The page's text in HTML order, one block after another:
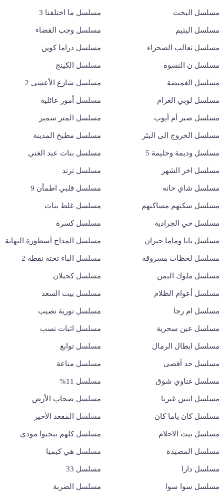
مسلسل البخت مسلسل ما اختلفنا 3
مسلسل اليتيم مسلسل وجب القضاء
مسلسل ثعالب الصحراء مسلسل دراما كوين
مسلسل ن النسوة مسلسل الكينج
مسلسل الغميضة مسلسل شارع الأعشى 2
مسلسل لوبي الغرام مسلسل أمور عائلية
مسلسل صبر أم أيوب مسلسل المتر سمير
مسلسل الخروج الى البئر مسلسل مطبخ المدينة
مسلسل وديمة وحليمة 5 مسلسل بنات عبد الغني
مسلسل اخر الشهر مسلسل ترند
مسلسل شاي خانه مسلسل قلبي اطمأن 9
مسلسل سكنهم مساكنهم مسلسل غلط بنات
مسلسل حي الجرادية مسلسل كسرة
مسلسل بابا وماما جيران مسلسل المداح أسطورة النهاية
مسلسل لحظات مسروقة مسلسل الباء تحته نقطة 2
مسلسل ملوك اليمن مسلسل كحيلان
مسلسل أعوام الظلام مسلسل بيت السعد
مسلسل ام رجا مسلسل نورية نصيب
مسلسل عين سحرية مسلسل اثبات نسب
مسلسل ابطال الرمال مسلسل توابع
مسلسل حد أقصى مسلسل مناعة
مسلسل غناوي شوق مسلسل 11%
مسلسل اتنين غيرنا مسلسل صحاب الأرض
مسلسل كان ياما كان مسلسل المقعد الأخير
مسلسل بيت الاحلام مسلسل كلهم بيحبوا مودي
مسلسل المصيدة مسلسل هي كيميا
مسلسل دارا مسلسل 33
مسلسل سوا سوا مسلسل الضربة